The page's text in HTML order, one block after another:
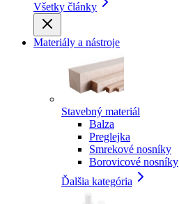
Všetky články
Materiály a nástroje
Stavebný materiál
Balza
Preglejka
Smrekové nosníky
Borovicové nosníky
Ďalšia kategória